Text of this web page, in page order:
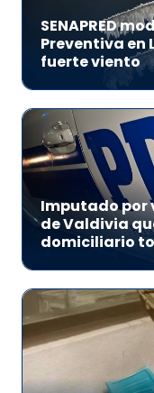
SENAPRED
Preventiva en
fuerte viento
Imputado por
de Valdivia
domiciliario